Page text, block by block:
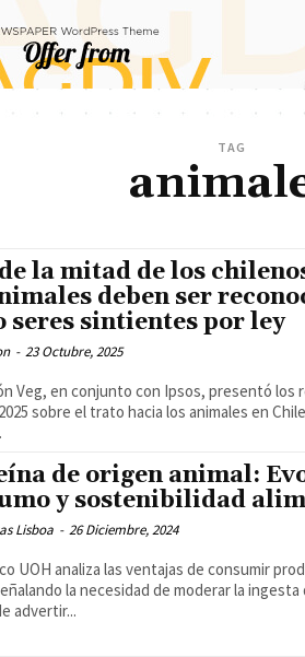
TAG
la mitad de los
deben ser
seres sintientes por ley
- 23 Octubre, 2025
Veg, en conjunto con Ipsos, presentó los
sobre el trato hacia los animales en
de origen animal:
y sostenibilidad
Lisboa - 26 Diciembre, 2024
UOH analiza las ventajas de consumir
la necesidad de moderar la ingesta
advertir...